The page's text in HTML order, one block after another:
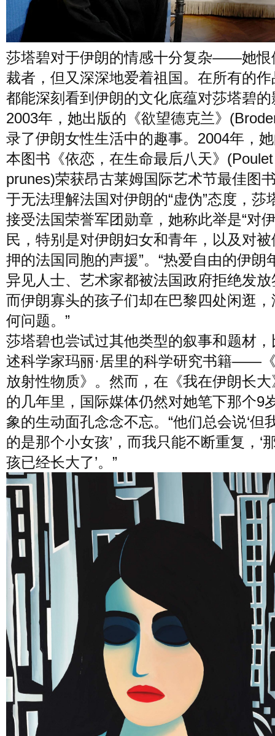
莎塔碧对于伊朗的情感十分复杂——她恨
裁者，但又深深地爱着祖国。在所有的
都能深刻看到伊朗的文化底蕴对莎塔碧
2003年，她出版的《欲望德克兰》
录了伊朗女性生活中的趣事。2004年，
本图书《依恋，在生命最后八天》
prunes)荣获昂古莱姆国际艺术节最佳图
于无法理解法国对伊朗的“虚伪”态度，莎
接受法国荣誉军团勋章，她称此举是“对
民，特别是对伊朗妇女和青年，以及对
押的法国同胞的声援”。“热爱自由的伊朗
异见人士、艺术家都被法国政府拒绝发
而伊朗寡头的孩子们却在巴黎四处闲逛
何问题。”
莎塔碧也尝试过其他类型的叙事和题材
述科学家玛丽·居里的科学研究书籍——
放射性物质》。然而，在《我在伊朗长
的几年里，国际媒体仍然对她笔下那个9
象的生动面孔念念不忘。“他们总会说‘但
的是那个小女孩’，而我只能不断重复，‘
孩已经长大了’。”